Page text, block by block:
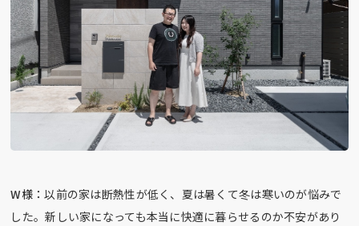
W様：以前の家は断熱性が低く、夏は暑くて冬は寒いのが悩みで
した。新しい家になっても本当に快適に暮らせるのか不安があり